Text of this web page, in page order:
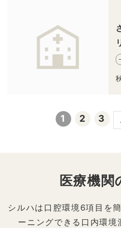
1 2 3
医療機関
シルハは口腔環境6項目を
ーニングできる口内環境